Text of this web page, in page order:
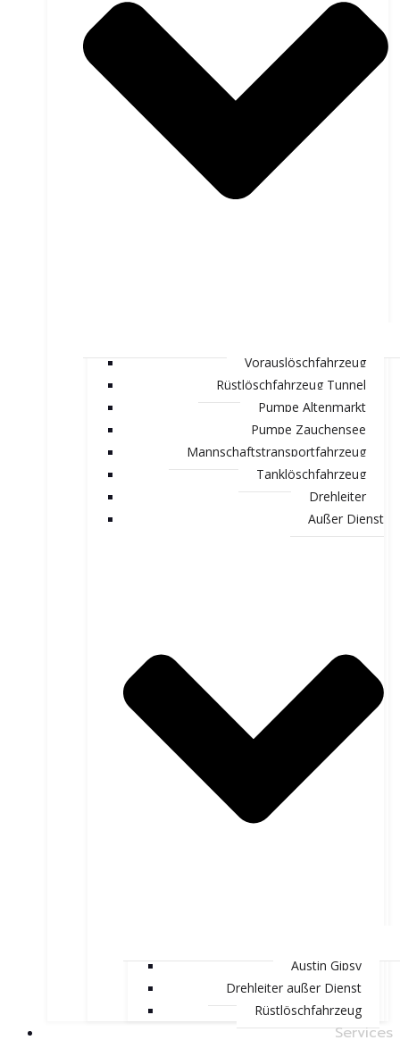
Vorauslöschfahrzeug
Rüstlöschfahrzeug Tunnel
Pumpe Altenmarkt
Pumpe Zauchensee
Mannschaftstransportfahrzeug
Tanklöschfahrzeug
Drehleiter
Außer Dienst
Austin Gipsy
Drehleiter außer Dienst
Rüstlöschfahrzeug
Services